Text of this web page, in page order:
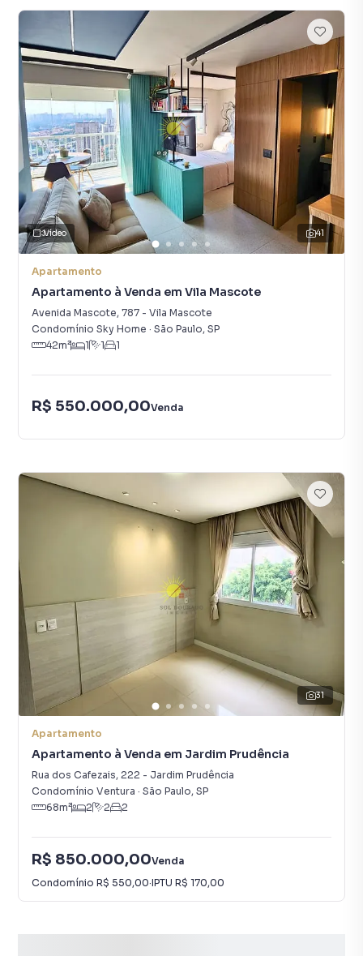
41
Vídeo
Apartamento
Apartamento à Venda em Vila Mascote
Avenida Mascote, 787 - Vila Mascote
Condomínio Sky Home · São Paulo, SP
42m² 1 1 1
R$ 550.000,00Venda
31
Apartamento
Apartamento à Venda em Jardim Prudência
Rua dos Cafezais, 222 - Jardim Prudência
Condomínio Ventura · São Paulo, SP
68m² 2 2 2
R$ 850.000,00Venda
Condomínio R$ 550,00·IPTU R$ 170,00